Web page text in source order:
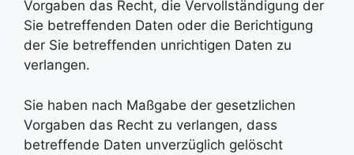
Vorgaben das Recht, die Vervollständigung der
Sie betreffenden Daten oder die Berichtigung
der Sie betreffenden unrichtigen Daten zu
verlangen.
Sie haben nach Maßgabe der gesetzlichen
Vorgaben das Recht zu verlangen, dass
betreffende Daten unverzüglich gelöscht